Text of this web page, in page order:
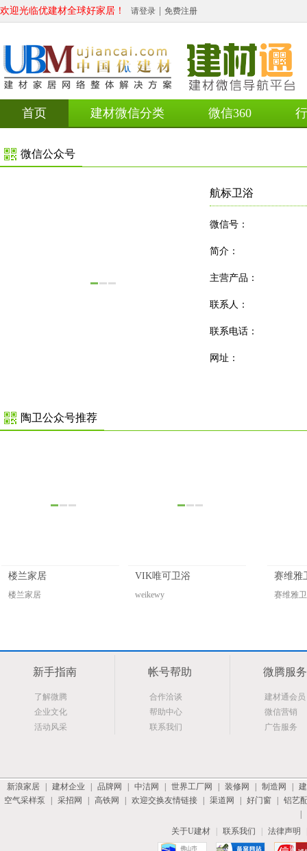
欢迎光临优建材全球好家居！ 请登录 免费注册
首页 建材微信分类 微信360
微信公众号
航标卫浴
微信号：
简介：
主营产品：
联系人：
联系电话：
网址：
陶卫公众号推荐
楼兰家居
楼兰家居
VIK唯可卫浴
weikewy
赛维雅
赛维雅
新手指南
了解微腾
企业文化
活动风采
帐号帮助
合作洽谈
帮助中心
联系我们
微腾服务
建材通会员
微信营销
广告服务
新浪家居 | 建材企业 | 品牌网 | 中洁网 | 世界工厂网 | 装修网 | 制造网 |
空气采样泵
| 采招网 | 高铁网 | 欢迎交换友情链接 | 渠道网 | 好门窗 | 铝艺
|
关于U建材
| 联系我们 | 法律声明